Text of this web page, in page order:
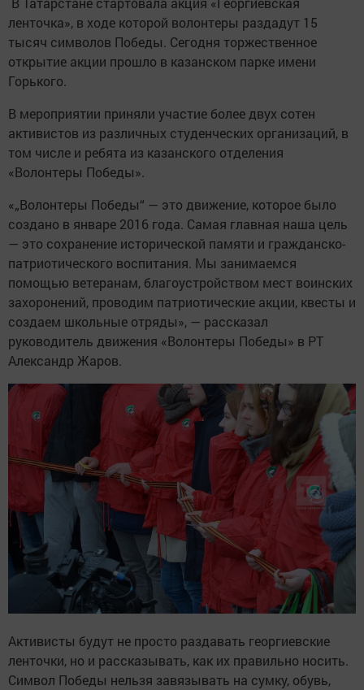
ленточка», в ходе которой волонтеры раздадут 15
тысяч символов Победы. Сегодня торжественное
открытие акции прошло в казанском парке имени
Горького.
В мероприятии приняли участие более двух сотен
активистов из различных студенческих организаций, в
том числе и ребята из казанского отделения
«Волонтеры Победы».
«„Волонтеры Победы“ — это движение, которое было
создано в январе 2016 года. Самая главная наша цель
— это сохранение исторической памяти и гражданско-
патриотического воспитания. Мы занимаемся
помощью ветеранам, благоустройством мест воинских
захоронений, проводим патриотические акции, квесты и
создаем школьные отряды», — рассказал
руководитель движения «Волонтеры Победы» в РТ
Александр Жаров.
Активисты будут не просто раздавать георгиевские
ленточки, но и рассказывать, как их правильно носить.
Символ Победы нельзя завязывать на сумку, обувь,